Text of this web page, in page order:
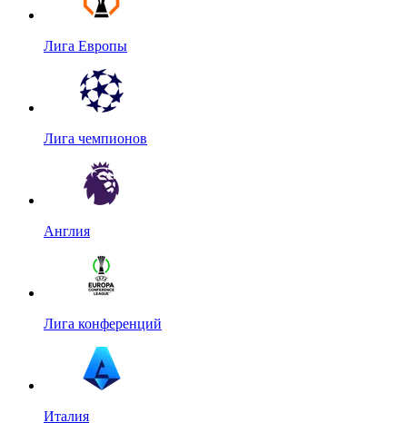
Лига Европы
Лига чемпионов
Англия
Лига конференций
Италия